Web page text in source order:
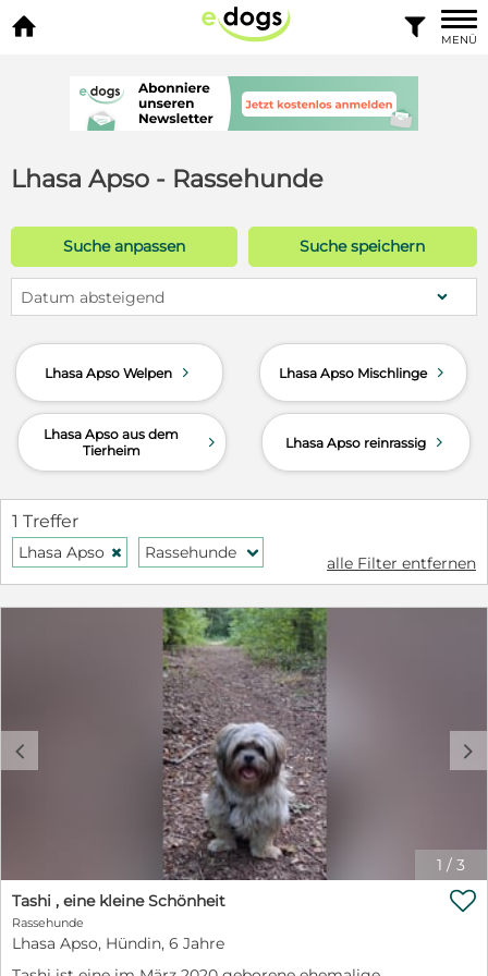
 
MENÜ
Lhasa Apso - Rassehunde
Suche anpassen Suche speichern
Datum absteigend
Lhasa Apso Welpen d Lhasa Apso Mischlinge d
Lhasa Apso aus dem
Tierheim
d Lhasa Apso reinrassig d
1 Treffer
Lhasa Apso H Rassehunde f
alle Filter entfernen
1 / 3
c d
Tashi , eine kleine Schönheit
Rassehunde
Lhasa Apso, Hündin, 6 Jahre
